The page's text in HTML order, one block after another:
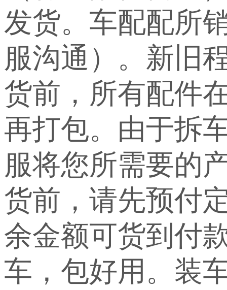
发货。车配配所
服沟通）。新旧
货前，所有配件
再打包。由于拆
服将您所需要的
货前，请先预付
余金额可货到付
车，包好用。装